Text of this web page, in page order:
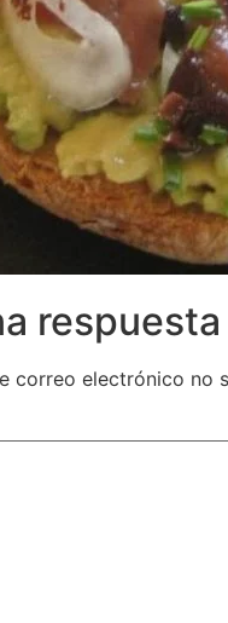
respuesta
correo electrónico no